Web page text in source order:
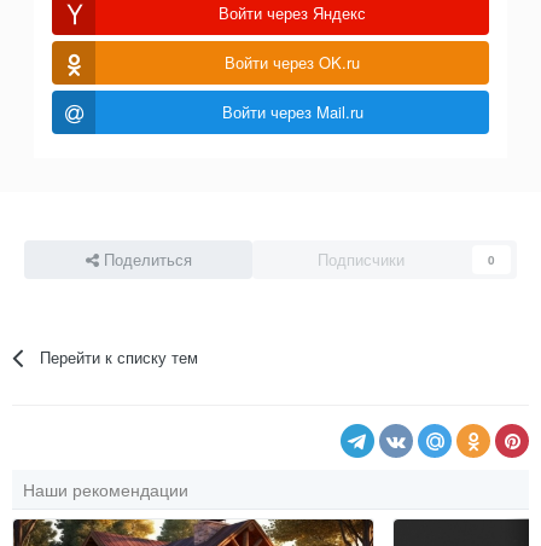
Войти через Яндекс
Войти через OK.ru
Войти через Mail.ru
Поделиться Подписчики 0
Перейти к списку тем
Наши рекомендации